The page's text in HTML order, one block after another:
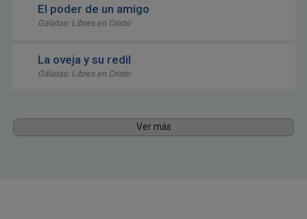
El poder de un amigo
Gálatas: Libres en Cristo
La oveja y su redil
Gálatas: Libres en Cristo
Ver más